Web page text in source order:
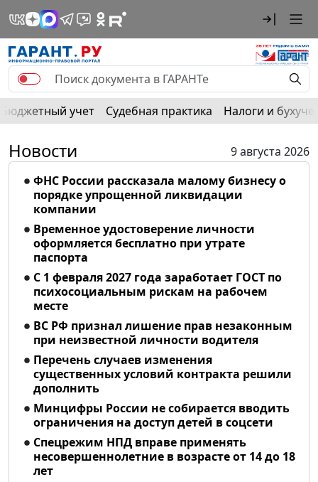
Бюджетный учет Судебная практика Налоги и
Новости
9 августа 2026
ФНС России рассказала малому бизнесу о
порядке упрощенной ликвидации
компании
Временное удостоверение личности
оформляется бесплатно при утрате
паспорта
С 1 февраля 2027 года заработает ГОСТ по
психосоциальным рискам на рабочем
месте
ВС РФ признал лишение прав незаконным
при неизвестной личности водителя
Перечень случаев изменения
существенных условий контракта решили
дополнить
Минцифры России не собирается вводить
ограничения на доступ детей в соцсети
Спецрежим НПД вправе применять
несовершеннолетние в возрасте от 14 до 18
лет